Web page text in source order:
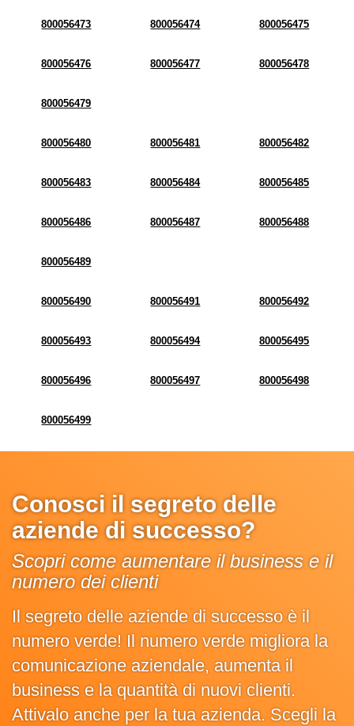
800056473 800056474 800056475
800056476 800056477 800056478
800056479
800056480 800056481 800056482
800056483 800056484 800056485
800056486 800056487 800056488
800056489
800056490 800056491 800056492
800056493 800056494 800056495
800056496 800056497 800056498
800056499
Conosci il segreto delle
aziende di successo?
Scopri come aumentare il business e il
numero dei clienti
Il segreto delle aziende di successo è il
numero verde! Il numero verde migliora la
comunicazione aziendale, aumenta il
business e la quantità di nuovi clienti.
Attivalo anche per la tua azienda. Scegli la